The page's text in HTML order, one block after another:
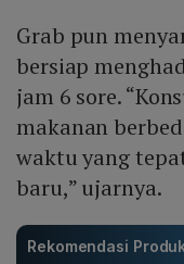
Grab pun
bersiap
jam 6 sore.
makanan
waktu yang
baru,” ujarnya.
Rekomendasi